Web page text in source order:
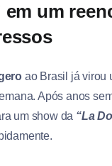
em um
ao Brasil já virou
Após anos
um show da “La